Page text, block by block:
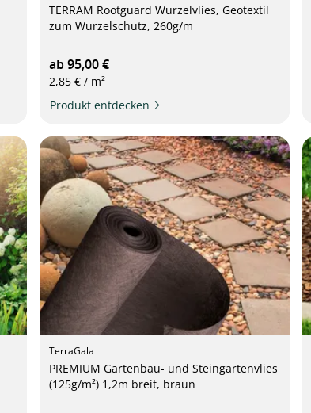
TERRAM Rootguard Wurzelvlies, Geotextil
zum Wurzelschutz, 260g/m
ab 95,00 €
2,85 € / m²
Produkt entdecken
TerraGala
PREMIUM Gartenbau- und Steingartenvlies
(125g/m²) 1,2m breit, braun